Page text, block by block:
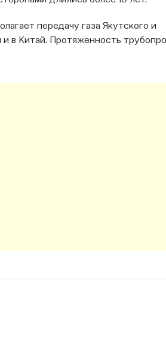
передачу газа Якутского и
в Китай. Протяженность